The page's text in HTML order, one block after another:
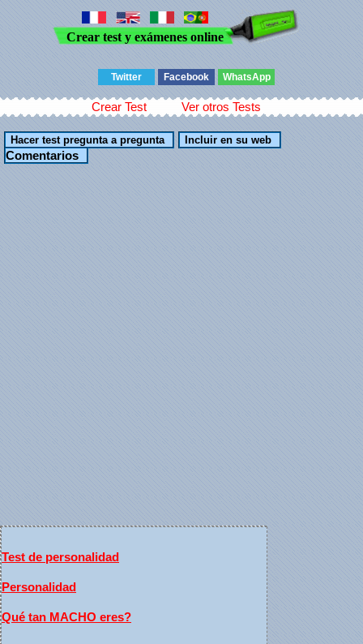
Crear test y exámenes online
Twitter Facebook WhatsApp
Crear Test Ver otros Tests
Comentarios
Test de personalidad
Personalidad
Qué tan MACHO eres?